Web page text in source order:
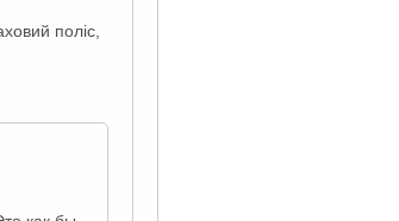
поліс,